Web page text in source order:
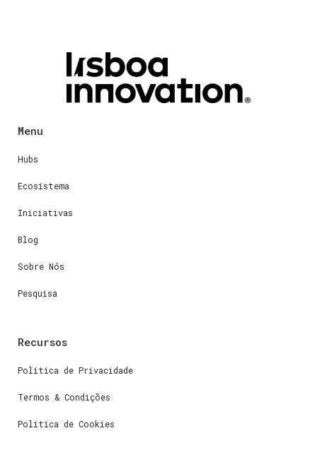
Menu
Hubs
Ecosistema
Iniciativas
Blog
Sobre Nós
Pesquisa
Recursos
Política de Privacidade
Termos & Condições
Política de Cookies